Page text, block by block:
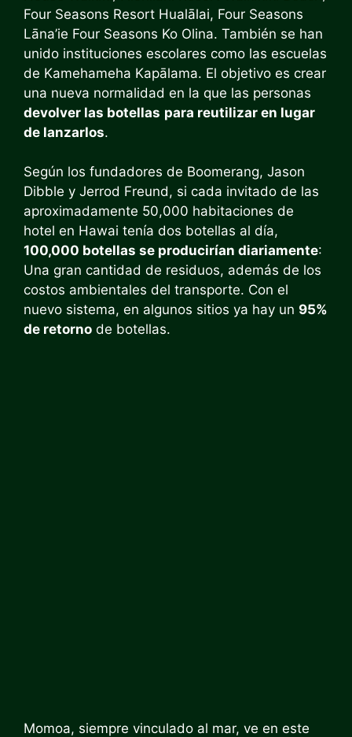
Four Seasons Resort Hualālai, Four Seasons
Lāna’ie Four Seasons Ko Olina. También se han
unido instituciones escolares como las escuelas
de Kamehameha Kapālama. El objetivo es crear
una nueva normalidad en la que las personas
devolver las botellas para reutilizar en lugar
de lanzarlos.
Según los fundadores de Boomerang, Jason
Dibble y Jerrod Freund, si cada invitado de las
aproximadamente 50,000 habitaciones de
hotel en Hawai tenía dos botellas al día,
100,000 botellas se producirían diariamente:
Una gran cantidad de residuos, además de los
costos ambientales del transporte. Con el
nuevo sistema, en algunos sitios ya hay un 95%
de retorno de botellas.
Momoa, siempre vinculado al mar, ve en este